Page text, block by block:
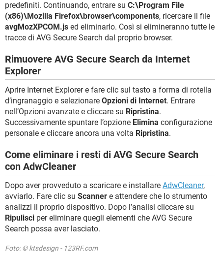
predefiniti. Continuando, entrare su C:\Program File
(x86)\Mozilla Firefox\browser\components, ricercare il file
avgMozXPCOM.js ed eliminarlo. Così si elimineranno tutte le
tracce di AVG Secure Search dal proprio browser.
Rimuovere AVG Secure Search da Internet
Explorer
Aprire Internet Explorer e fare clic sul tasto a forma di rotella
d’ingranaggio e selezionare Opzioni di Internet. Entrare
nell’Opzioni avanzate e cliccare su Ripristina.
Successivamente spuntare l’opzione Elimina configurazione
personale e cliccare ancora una volta Ripristina.
Come eliminare i resti di AVG Secure Search
con AdwCleaner
Dopo aver provveduto a scaricare e installare AdwCleaner,
avviarlo. Fare clic su Scanner e attendere che lo strumento
analizzi il proprio dispositivo. Dopo l’analisi cliccare su
Ripulisci per eliminare quegli elementi che AVG Secure
Search possa aver lasciato.
Foto: © ktsdesign - 123RF.com